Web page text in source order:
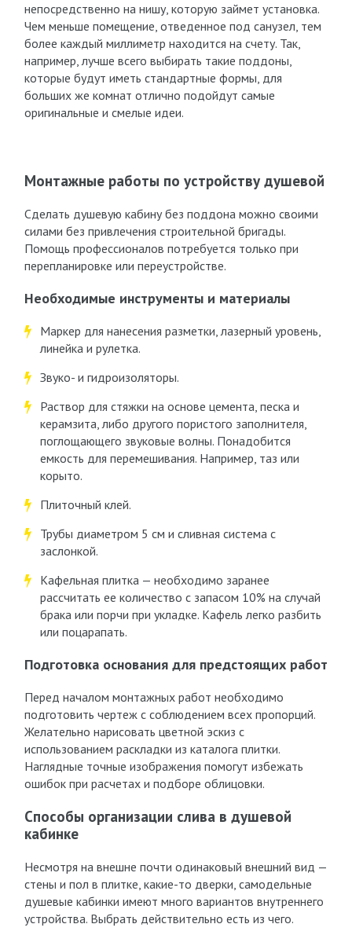
непосредственно на нишу, которую займет установка.
Чем меньше помещение, отведенное под санузел, тем
более каждый миллиметр находится на счету. Так,
например, лучше всего выбирать такие поддоны,
которые будут иметь стандартные формы, для
больших же комнат отлично подойдут самые
оригинальные и смелые идеи.
Монтажные работы по устройству душевой
Сделать душевую кабину без поддона можно своими
силами без привлечения строительной бригады.
Помощь профессионалов потребуется только при
перепланировке или переустройстве.
Необходимые инструменты и материалы
Маркер для нанесения разметки, лазерный уровень,
линейка и рулетка.
Звуко- и гидроизоляторы.
Раствор для стяжки на основе цемента, песка и
керамзита, либо другого пористого заполнителя,
поглощающего звуковые волны. Понадобится
емкость для перемешивания. Например, таз или
корыто.
Плиточный клей.
Трубы диаметром 5 см и сливная система с
заслонкой.
Кафельная плитка — необходимо заранее
рассчитать ее количество с запасом 10% на случай
брака или порчи при укладке. Кафель легко разбить
или поцарапать.
Подготовка основания для предстоящих работ
Перед началом монтажных работ необходимо
подготовить чертеж с соблюдением всех пропорций.
Желательно нарисовать цветной эскиз с
использованием раскладки из каталога плитки.
Наглядные точные изображения помогут избежать
ошибок при расчетах и подборе облицовки.
Способы организации слива в душевой
кабинке
Несмотря на внешне почти одинаковый внешний вид —
стены и пол в плитке, какие-то дверки, самодельные
душевые кабинки имеют много вариантов внутреннего
устройства. Выбрать действительно есть из чего.